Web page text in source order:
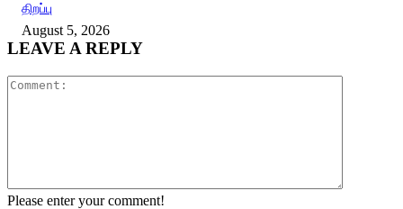
திறப்பு
August 5, 2026
LEAVE A REPLY
Please enter your comment!